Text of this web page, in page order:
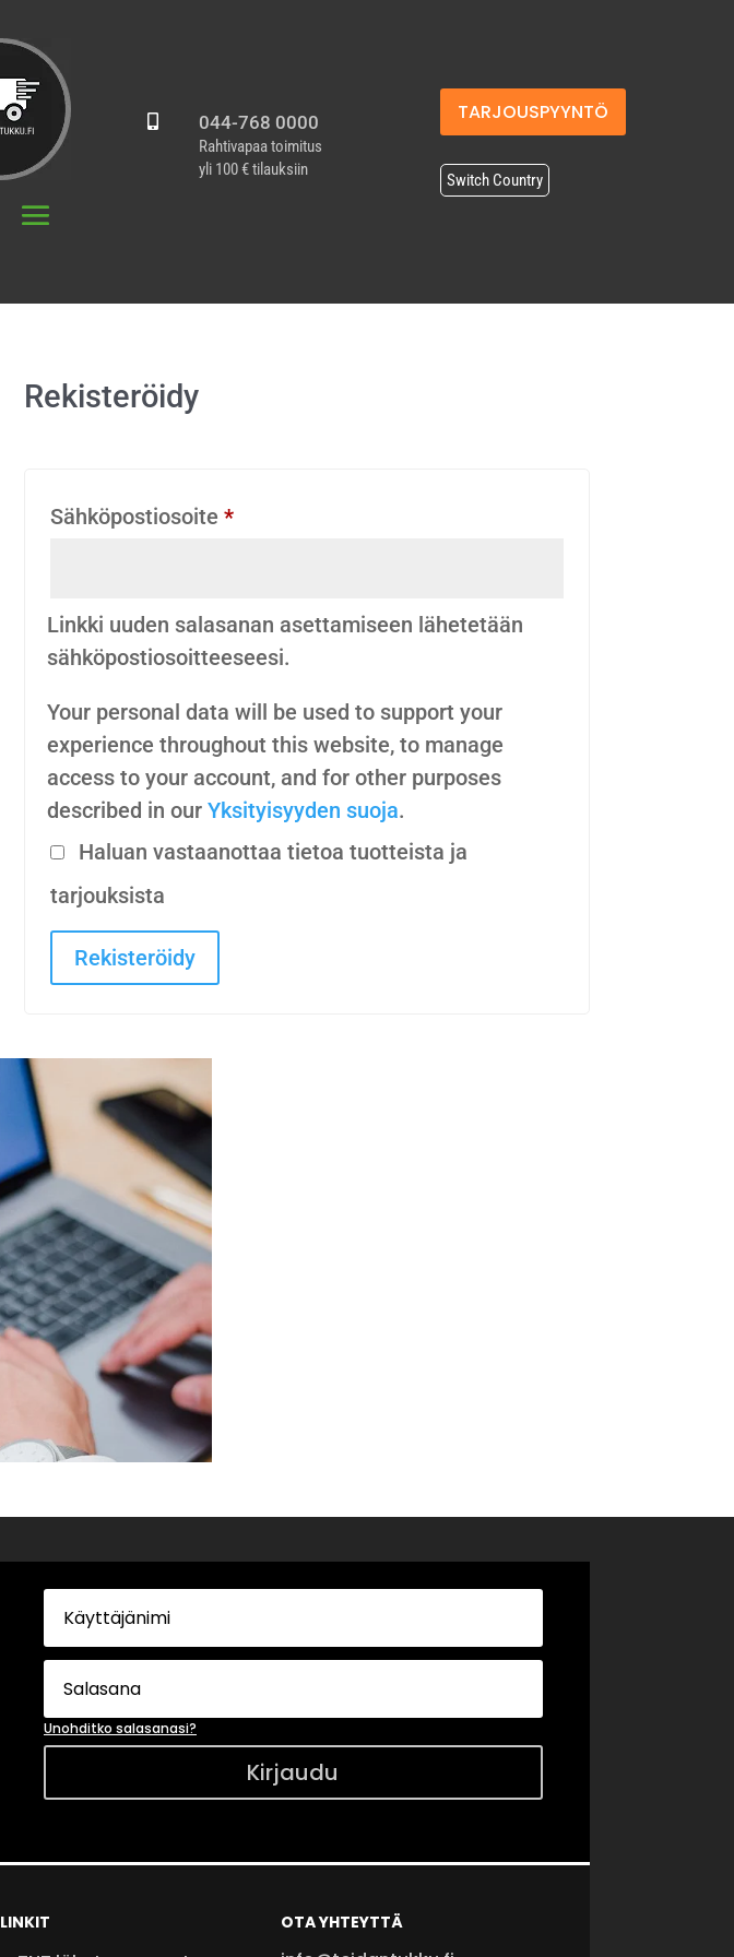
 044-768 0000
Rahtivapaa toimitus
yli 100 € tilauksiin
TARJOUSPYYNTÖ
Switch Country
Rekisteröidy
Sähköpostiosoite *Vaaditaan
Linkki uuden salasanan asettamiseen lähetetään
sähköpostiosoitteeseesi.
Your personal data will be used to support your
experience throughout this website, to manage
access to your account, and for other purposes
described in our Yksityisyyden suoja.
Haluan vastaanottaa tietoa tuotteista ja
tarjouksista
Rekisteröidy
Unohditko salasanasi?
Kirjaudu
LINKIT OTA YHTEYTTÄ